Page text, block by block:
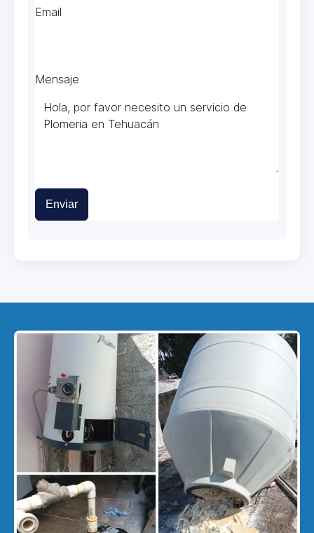
Email
Mensaje
Enviar